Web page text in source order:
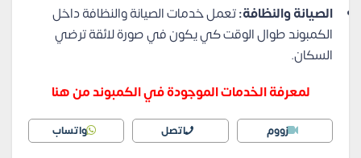
الصيانة والنظافة:تعمل خدمات الصيانة والنظافة داخل
الكمبوند طوال الوقت كي يكون في صورة لائقة ترضي
السكان.
لمعرفة الخدمات الموجودة في الكمبوند من هنا
زووم اتصل واتساب